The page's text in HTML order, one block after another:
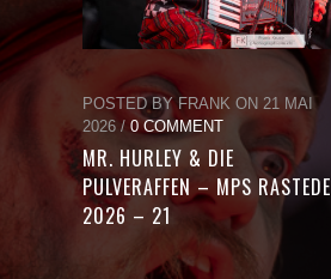
POSTED BY FRANK ON 21 MAI
2026 / 0 COMMENT
MR. HURLEY & DIE
PULVERAFFEN – MPS RASTEDE
2026 – 21